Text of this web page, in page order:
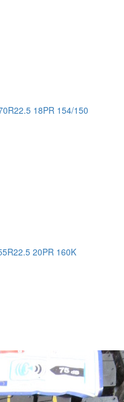
18PR 154/150
20PR 160K